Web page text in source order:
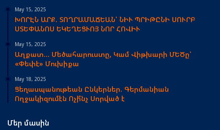
May 15, 2025
ԽՈՐԷՆ ԱՐՔ. ՏՈՂՐԱՄԱՃԵԱՆ՝ ՆԻՒ ՊՐԻԹԸՆԻ ՍՈՒՐԲ
ՍՏԵՓԱՆՈՍ ԵԿԵՂԵՑՒՈՅ ՆՈՐ ՀՈՎԻՒ
May 15, 2025
Աղքատ… Մեծահարուստը, Կամ Վիթխարի ՄԵԾը՝
«Փեփէ» Մուխիքա
May 18, 2025
Ցեղասպանութեան Ընկերներ. Գերմանիան
Ողջակիզումէն Ոչի՞նչ Սորված է
Մեր մասին